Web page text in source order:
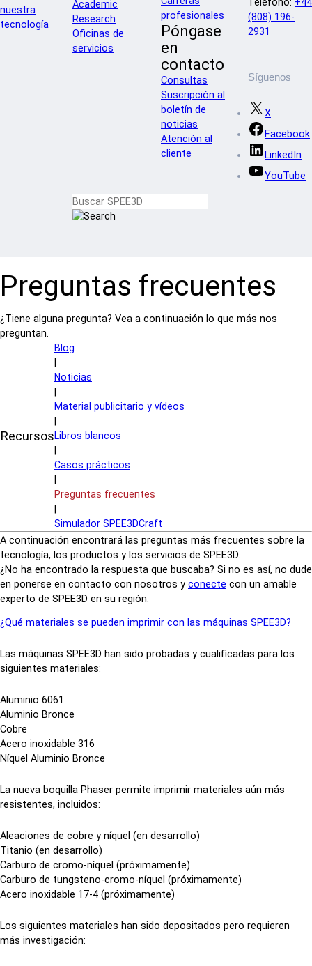
nuestra
tecnología
Academic
Research
Oficinas de
servicios
profesionales
Póngase
en
contacto
Consultas
Suscripción al
boletín de
noticias
Atención al
cliente
(808) 196-
2931
Síguenos
X
Facebook
LinkedIn
YouTube
Preguntas frecuentes
¿Tiene alguna pregunta? Vea a continuación lo que más nos
preguntan.
Recursos
Blog
Noticias
Material publicitario y vídeos
Libros blancos
Casos prácticos
Preguntas frecuentes
Simulador SPEE3DCraft
A continuación encontrará las preguntas más frecuentes sobre la
tecnología, los productos y los servicios de SPEE3D.
¿No ha encontrado la respuesta que buscaba? Si no es así, no dude
en ponerse en contacto con nosotros y conecte con un amable
experto de SPEE3D en su región.
¿Qué materiales se pueden imprimir con las máquinas SPEE3D?
Las máquinas SPEE3D han sido probadas y cualificadas para los
siguientes materiales:
Aluminio 6061
Aluminio Bronce
Cobre
Acero inoxidable 316
Níquel Aluminio Bronce
La nueva boquilla Phaser permite imprimir materiales aún más
resistentes, incluidos:
Aleaciones de cobre y níquel (en desarrollo)
Titanio (en desarrollo)
Carburo de cromo-níquel (próximamente)
Carburo de tungsteno-cromo-níquel (próximamente)
Acero inoxidable 17-4 (próximamente)
Los siguientes materiales han sido depositados pero requieren
más investigación: